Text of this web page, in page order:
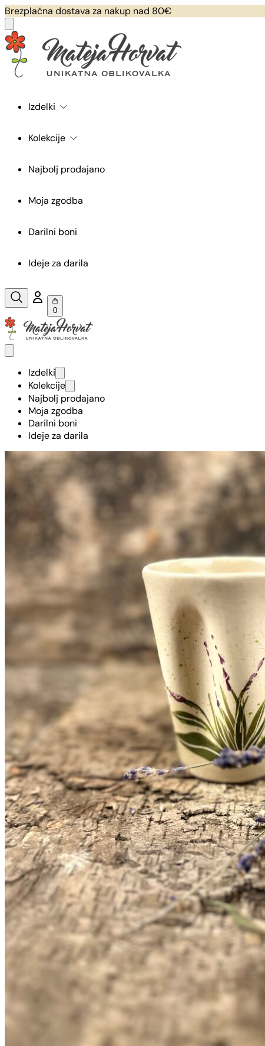
Brezplačna dostava za nakup nad 80€
Izdelki
Kolekcije
Najbolj prodajano
Moja zgodba
Darilni boni
Ideje za darila
0
Izdelki
Kolekcije
Najbolj prodajano
Moja zgodba
Darilni boni
Ideje za darila